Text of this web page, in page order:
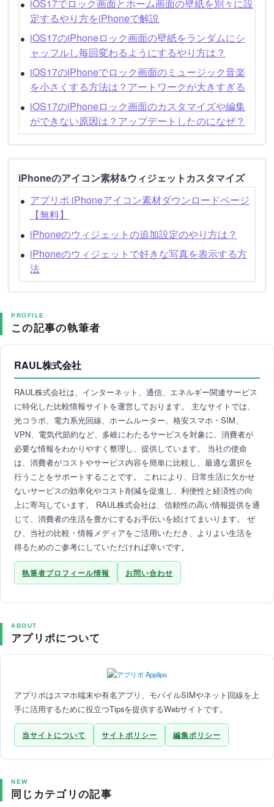
iOS17でロック画面とホーム画面の壁紙を別々に設
定するやり方をiPhoneで解説
iOS17のiPhoneロック画面の壁紙をランダムにシ
ャッフルし毎回変わるようにするやり方は？
iOS17のiPhoneでロック画面のミュージック音楽
を小さくする方法は？アートワークが大きすぎる
iOS17のiPhoneロック画面のカスタマイズや編集
ができない原因は？アップデートしたのになぜ？
iPhoneのアイコン素材&ウィジェットカスタマイズ
アプリポ iPhoneアイコン素材ダウンロードページ
【無料】
iPhoneのウィジェットの追加設定のやり方は？
iPhoneのウィジェットで好きな写真を表示する方
法
PROFILE
この記事の執筆者
RAUL株式会社
RAUL株式会社は、インターネット、通信、エネルギー関連サービス
に特化した比較情報サイトを運営しております。 主なサイトでは、
光コラボ、電力系光回線、ホームルーター、格安スマホ・SIM、
VPN、電気代節約など、多岐にわたるサービスを対象に、消費者が
必要な情報をわかりやすく整理し、提供しています。 当社の使命
は、消費者がコストやサービス内容を簡単に比較し、最適な選択を
行うことをサポートすることです。 これにより、日常生活に欠かせ
ないサービスの効率化やコスト削減を促進し、利便性と経済性の向
上に寄与しています。 RAUL株式会社は、信頼性の高い情報提供を通
じて、消費者の生活を豊かにするお手伝いを続けてまいります。 ぜ
ひ、当社の比較・情報メディアをご活用いただき、よりよい生活を
得るためのご参考にしていただければ幸いです。
執筆者プロフィール情報 お問い合わせ
ABOUT
アプリポについて
アプリポはスマホ端末や有名アプリ、モバイルSIMやネット回線を上
手に活用するために役立つTipsを提供するWebサイトです。
当サイトについて サイトポリシー 編集ポリシー
NEW
同じカテゴリの記事